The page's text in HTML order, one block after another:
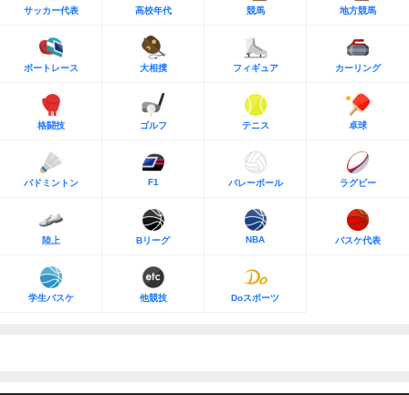
サッカー代表 高校年代 競馬 地方競馬
ボートレース 大相撲 フィギュア カーリング
格闘技 ゴルフ テニス 卓球
バドミントン F1 バレーボール ラグビー
陸上 Bリーグ NBA バスケ代表
学生バスケ 他競技 Doスポーツ